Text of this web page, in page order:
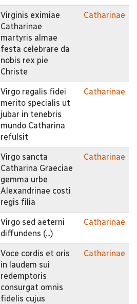
Virginis eximiae
Catharinae
martyris almae
festa celebrare da
nobis rex pie
Christe
Catharinae
Virgo regalis fidei
merito specialis ut
jubar in tenebris
mundo Catharina
refulsit
Catharinae
Virgo sancta
Catharina Graeciae
gemma urbe
Alexandrinae costi
regis filia
Catharinae
Virgo sed aeterni
diffundens (...)
Catharinae
Voce cordis et oris
in laudem sui
redemptoris
consurgat omnis
fidelis cujus
Catharinae